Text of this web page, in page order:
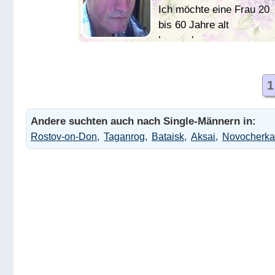
ЖИВОТНЫХ(ОВЧАРКА,
КОТ). Р. S. Я НЕ МЕЧТА
ГЛАМУРНОЙ МОДЕЛИ,
ЖЕНЩИНУ
Ich möchte eine Frau 20
bis 60 Jahre alt
kennenlernen
Женщину или девушку
отношений. Сам в
разводе живу один в
своей квартире у моря
1
Andere suchten auch nach Single-Männern in:
Rostov-on-Don Taganrog Bataisk Aksai